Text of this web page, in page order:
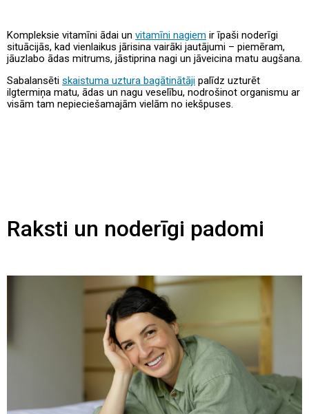
Kompleksie vitamīni ādai un vitamīni nagiem ir īpaši noderīgi
situācijās, kad vienlaikus jārisina vairāki jautājumi – piemēram,
jāuzlabo ādas mitrums, jāstiprina nagi un jāveicina matu augšana.
Sabalansēti skaistuma uztura bagātinātāji palīdz uzturēt
ilgtermiņa matu, ādas un nagu veselību, nodrošinot organismu ar
visām tam nepieciešamajām vielām no iekšpuses.
Raksti un noderīgi padomi